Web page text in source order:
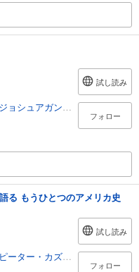
ジョシュアガンズ /アヴィゴール
試し読み
フォロー
る もうひとつのアメリカ史
ピーター・カズニック /大田直子
試し読み
フォロー